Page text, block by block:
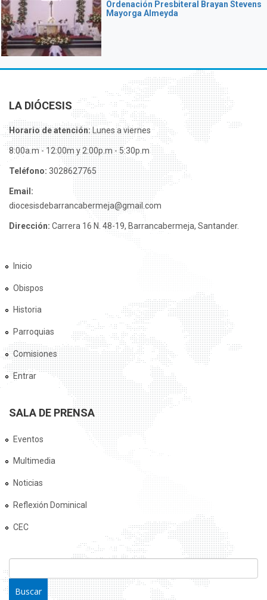
Ordenación Presbiteral Brayan Stevens
Mayorga Almeyda
LA DIÓCESIS
Horario de atención:Lunes a viernes
8:00a.m - 12:00m y 2:00p.m - 5:30p.m
Teléfono: 3028627765
Email:
diocesisdebarrancabermeja@gmail.com
Dirección: Carrera 16 N. 48-19, Barrancabermeja, Santander.
Inicio
Obispos
Historia
Parroquias
Comisiones
Entrar
SALA DE PRENSA
Eventos
Multimedia
Noticias
Reflexión Dominical
CEC
FORMULARIO DE BÚSQUEDA